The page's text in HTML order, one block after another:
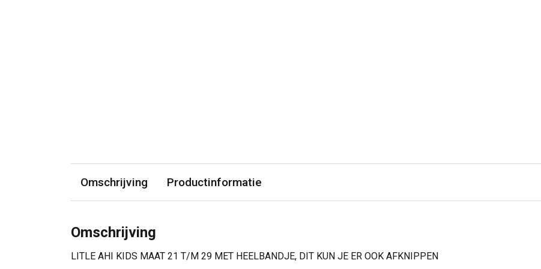
Omschrijving Productinformatie
Omschrijving
LITLE AHI KIDS MAAT 21 T/M 29 MET HEELBANDJE, DIT KUN JE ER OOK AFKNIPPEN